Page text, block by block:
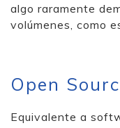
algo raramente
volúmenes, como
Open
Equivalente a